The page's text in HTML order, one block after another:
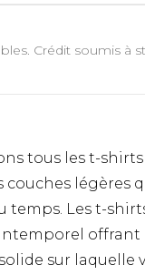
Crédit soumis à
tous les t-
couches légères
temps. Les t-
offrant
sur laquelle